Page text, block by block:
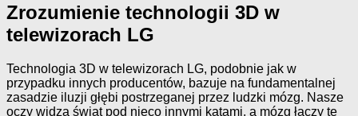
Zrozumienie technologii 3D w
telewizorach LG
Technologia 3D w telewizorach LG, podobnie jak w
przypadku innych producentów, bazuje na fundamentalnej
zasadzie iluzji głębi postrzeganej przez ludzki mózg. Nasze
oczy widzą świat pod nieco innymi kątami, a mózg łączy te